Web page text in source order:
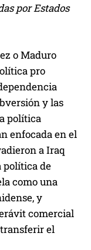
por Estados
o Maduro
pro
y las
política
enfocada en el
a Iraq
política de
como una
y
comercial
el